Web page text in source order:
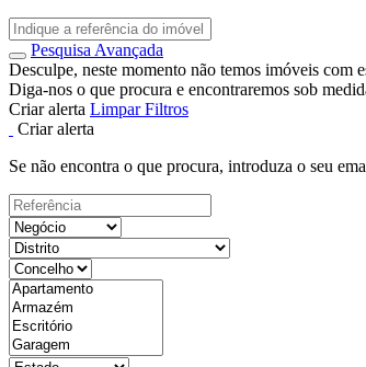
Pesquisa Avançada
Desculpe, neste momento não temos imóveis com
Diga-nos o que procura e encontraremos sob
Criar alerta Limpar Filtros
Criar alerta
Se não encontra o que procura, introduza o seu